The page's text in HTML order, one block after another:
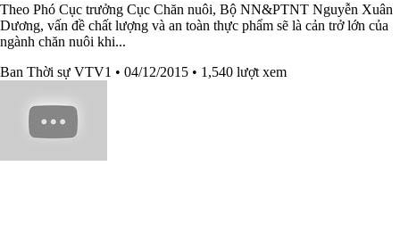
Theo Phó Cục trưởng Cục Chăn nuôi, Bộ NN&PTNT Nguyễn Xuân
Dương, vấn đề chất lượng và an toàn thực phẩm sẽ là cản trở lớn của
ngành chăn nuôi khi...
Ban Thời sự VTV1 • 04/12/2015 • 1,540 lượt xem